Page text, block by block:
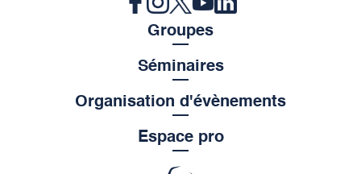
Groupes
Séminaires
Organisation d'évènements
Espace pro